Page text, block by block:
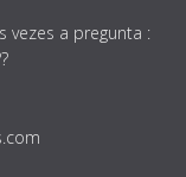
vezes a pregunta :